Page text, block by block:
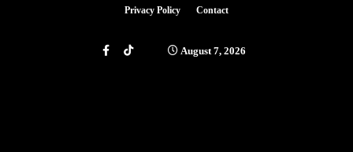
Privacy Policy Contact
August 7, 2026